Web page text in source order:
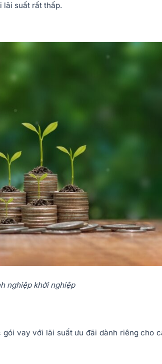
lãi suất rất thấp.
nghiệp khởi nghiệp
vay với lãi suất ưu đãi dành riêng cho